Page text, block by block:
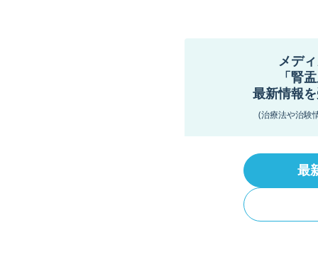
メデ
「腎
最新情報
(治療法や治験
最